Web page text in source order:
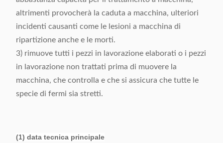
altrimenti provocherà la caduta a macchina, ulteriori
incidenti causanti come le lesioni a macchina di
ripartizione anche e le morti.
3) rimuove tutti i pezzi in lavorazione elaborati o i pezzi
in lavorazione non trattati prima di muovere la
macchina, che controlla e che si assicura che tutte le
specie di fermi sia stretti.
(1) data tecnica principale